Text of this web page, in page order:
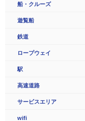
船・クルーズ
遊覧船
鉄道
ロープウェイ
駅
高速道路
サービスエリア
wifi